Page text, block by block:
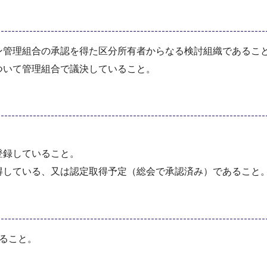
理組合の承認を得た区分所有者からなる検討組織であるこ
て管理組合で議決していること。
していること。
している、又は認定取得予定（総会で承認済み）であること
こと。